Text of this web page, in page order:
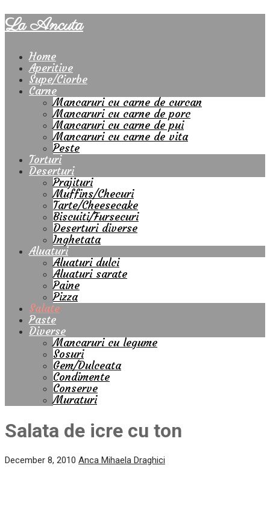
La Ancuta
Home
Aperitive
Supe/Ciorbe
Carne
Mancaruri cu carne de curcan
Mancaruri cu carne de porc
Mancaruri cu carne de pui
Mancaruri cu carne de vita
Peste
Torturi
Deserturi
Prajituri
Muffins/Checuri
Tarte/Cheesecake
Biscuiti/Fursecuri
Deserturi diverse
Inghetata
Aluaturi
Aluaturi dulci
Aluaturi sarate
Paine
Pizza
Salate
Paste
Diverse
Mancaruri cu legume
Sosuri
Gem/Dulceata
Condimente
Conserve
Muraturi
Salata de icre cu ton
December 8, 2010 Anca Mihaela Draghici